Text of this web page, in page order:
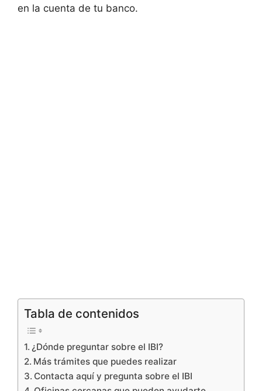
en la cuenta de tu banco.
Tabla de contenidos
¿Dónde preguntar sobre el IBI?
Más trámites que puedes realizar
Contacta aquí y pregunta sobre el IBI